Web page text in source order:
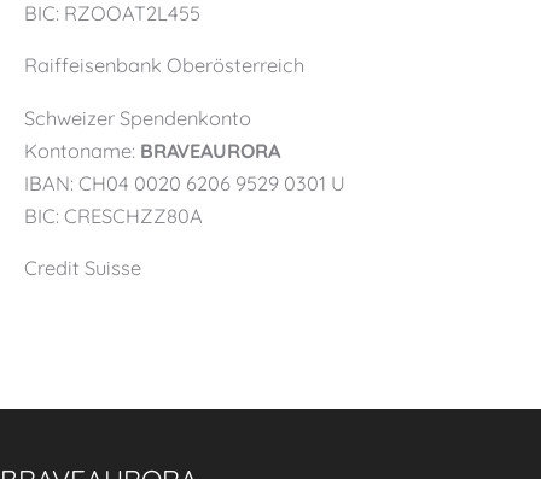
BIC: RZOOAT2L455
Raiffeisenbank Oberösterreich
Schweizer Spendenkonto
Kontoname: BRAVEAURORA
IBAN: CH04 0020 6206 9529 0301 U
BIC: CRESCHZZ80A
Credit Suisse